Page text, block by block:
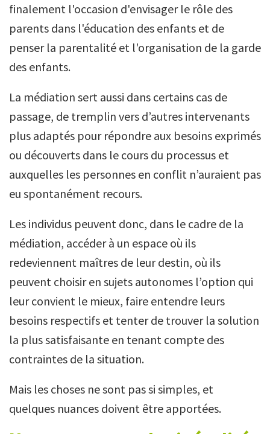
finalement l'occasion d'envisager le rôle des
parents dans l'éducation des enfants et de
penser la parentalité et l'organisation de la garde
des enfants.
La médiation sert aussi dans certains cas de
passage, de tremplin vers d’autres intervenants
plus adaptés pour répondre aux besoins exprimés
ou découverts dans le cours du processus et
auxquelles les personnes en conflit n’auraient pas
eu spontanément recours.
Les individus peuvent donc, dans le cadre de la
médiation, accéder à un espace où ils
redeviennent maîtres de leur destin, où ils
peuvent choisir en sujets autonomes l’option qui
leur convient le mieux, faire entendre leurs
besoins respectifs et tenter de trouver la solution
la plus satisfaisante en tenant compte des
contraintes de la situation.
Mais les choses ne sont pas si simples, et
quelques nuances doivent être apportées.